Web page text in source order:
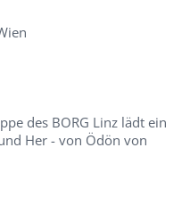
des BORG Linz lädt ein
Her - von Ödön von